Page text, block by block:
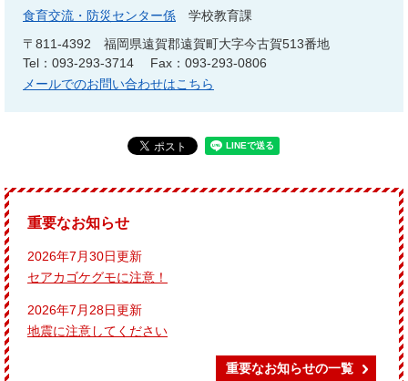
食育交流・防災センター係
学校教育課
〒811-4392
福岡県遠賀郡遠賀町大字今古賀513番地
Tel：093-293-3714
Fax：093-293-0806
メールでのお問い合わせはこちら
重要なお知らせ
2026年7月30日更新
セアカゴケグモに注意！
2026年7月28日更新
地震に注意してください
重要なお知らせの一覧